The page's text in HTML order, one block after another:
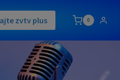
zvtv plus 0